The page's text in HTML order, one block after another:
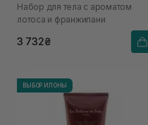
de Frangipanier
Набор для тела с ароматом
лотоса и франжипани
3 732₴
ВЫБОР ИЛОНЫ